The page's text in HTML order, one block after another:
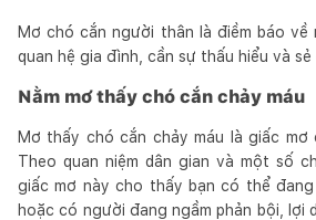
Mơ chó cắn người thân là điềm báo
quan hệ gia đình, cần sự thấu hiểu và sẻ
Nằm mơ thấy chó cắn chảy máu
Mơ thấy chó cắn chảy máu là giấc mơ
Theo quan niệm dân gian và một số
giấc mơ này cho thấy bạn có thể
hoặc có người đang ngầm phản bội, lợi